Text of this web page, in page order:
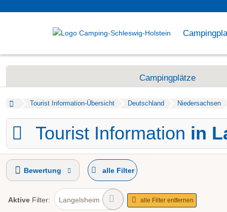
Campingplätze
Tourist Information-Übersicht Deutschland Niedersachsen
Tourist Information in
Bewertung alle Filter
Aktive Filter: Langelsheim alle Filter entfernen